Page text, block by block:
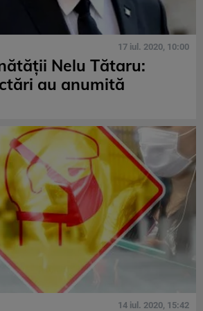
17 iul. 2020, 10:00
Nelu Tătaru:
au anumită
14 iul. 2020, 15:42